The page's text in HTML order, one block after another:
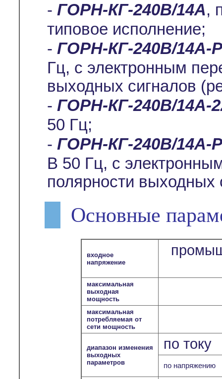
- ГОРН-КГ-240В/14А,
типовое исполнение;
- ГОРН-КГ-240В/14А-Р
Гц, с электронным
выходных сигналов
- ГОРН-КГ-240В/14А-
50 Гц;
- ГОРН-КГ-240В/14А-
В 50 Гц, с
полярности выходных
Основные
входное
напряжение
максимальная
выходная
мощность
максимальная
потребляемая от
сети мощность
диапазон изменения
выходных
параметров
по току
по напряжению